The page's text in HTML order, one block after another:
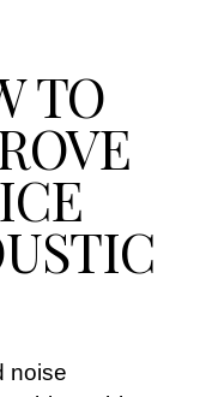
TO
noise